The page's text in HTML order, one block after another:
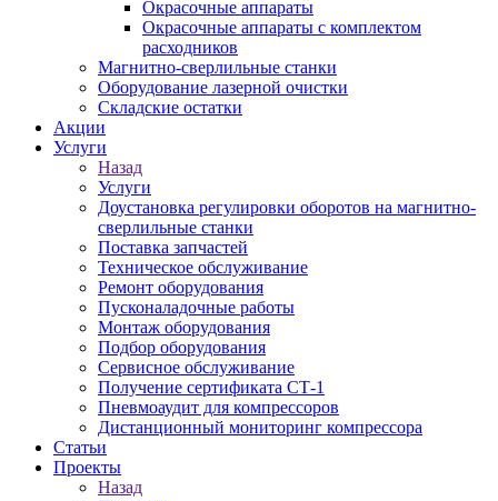
Окрасочные аппараты
Окрасочные аппараты с комплектом
расходников
Магнитно-сверлильные станки
Оборудование лазерной очистки
Складские остатки
Акции
Услуги
Назад
Услуги
Доустановка регулировки оборотов на магнитно-
сверлильные станки
Поставка запчастей
Техническое обслуживание
Ремонт оборудования
Пусконаладочные работы
Монтаж оборудования
Подбор оборудования
Сервисное обслуживание
Получение сертификата СТ-1
Пневмоаудит для компрессоров
Дистанционный мониторинг компрессора
Статьи
Проекты
Назад